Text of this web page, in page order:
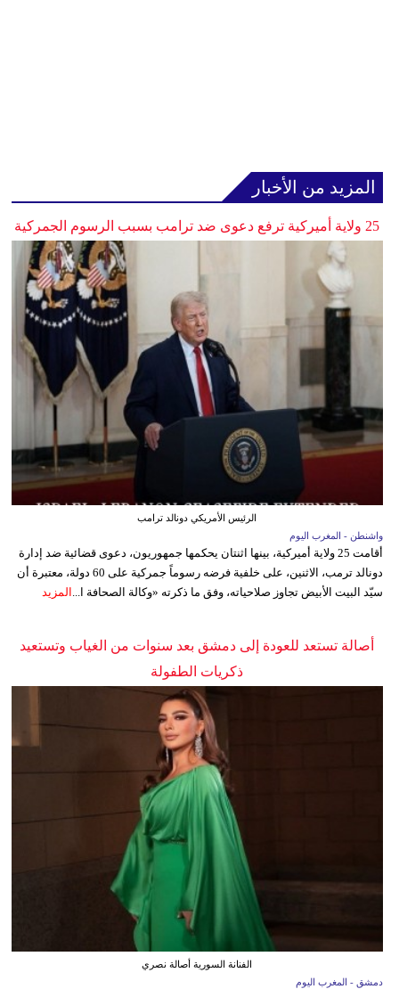
المزيد من الأخبار
25 ولاية أميركية ترفع دعوى ضد ترامب بسبب الرسوم الجمركية
الرئيس الأمريكي دونالد ترامب
واشنطن - المغرب اليوم
أقامت 25 ولاية أميركية، بينها اثنتان يحكمها جمهوريون، دعوى قضائية ضد إدارة
دونالد ترمب، الاثنين، على خلفية فرضه رسوماً جمركية على 60 دولة، معتبرة أن
سيّد البيت الأبيض تجاوز صلاحياته، وفق ما ذكرته «وكالة الصحافة ا... المزيد
أصالة تستعد للعودة إلى دمشق بعد سنوات من الغياب وتستعيد
ذكريات الطفولة
الفنانة السورية أصالة نصري
دمشق - المغرب اليوم